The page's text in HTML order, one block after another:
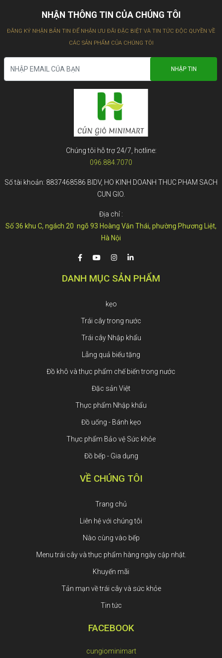
NHẬN THÔNG TIN CỦA CHÚNG TÔI
ĐĂNG KÝ NHẬN BẢN TIN ĐỂ NHẬN ƯU ĐÃI ĐẶC BIỆT VÀ TIN TỨC ĐỘC QUYỀN VỀ
CÁC SẢN PHẨM CỦA CHÚNG TÔI
Chúng tôi hỗ trợ 24/7, hotline:
096.884.7070
Số tài khoản: 8837468586 BIDV, HO KINH DOANH THUC PHAM SACH
CUN GIO.
Địa chỉ :
Số 36 khu C, ngách 20 ngõ 93 Hoàng Văn Thái, phường Phương Liệt,
Hà Nội
DANH MỤC SẢN PHẨM
kẹo
Trái cây trong nước
Trái cây Nhập khẩu
Lẵng quả biếu tặng
Đồ khô và thực phẩm chế biến trong nước
Đặc sản Việt
Thực phẩm Nhập khẩu
Đồ uống - Bánh kẹo
Thực phẩm Bảo vệ Sức khỏe
Đồ bếp - Gia dụng
VỀ CHÚNG TÔI
Trang chủ
Liên hệ với chúng tôi
Nào cùng vào bếp
Menu trái cây và thực phẩm hàng ngày cập nhật.
Khuyến mãi
Tản mạn về trái cây và sức khỏe
Tin tức
FACEBOOK
cungiominimart